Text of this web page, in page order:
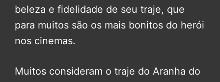
beleza e fidelidade de seu traje, que
para muitos são os mais bonitos do herói
nos cinemas.
Muitos consideram o traje do Aranha do